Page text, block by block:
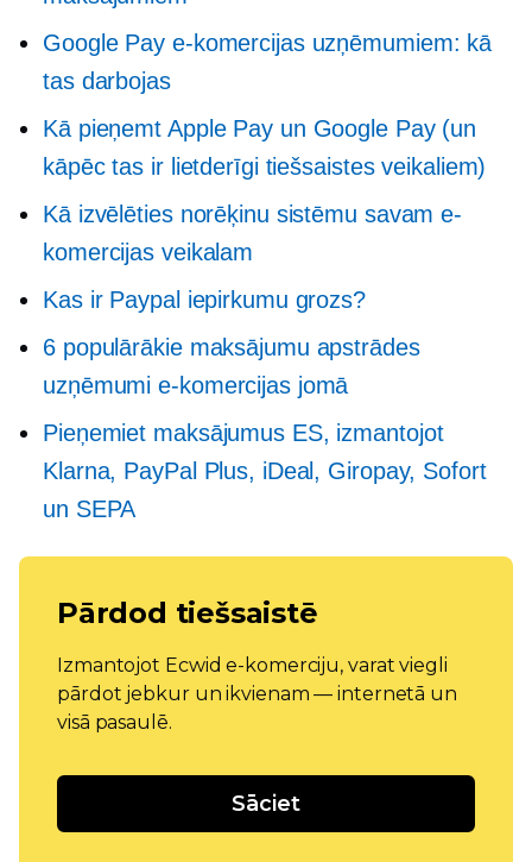
Google Pay e-komercijas uzņēmumiem: kā
tas darbojas
Kā pieņemt Apple Pay un Google Pay (un
kāpēc tas ir lietderīgi tiešsaistes veikaliem)
Kā izvēlēties norēķinu sistēmu savam e-
komercijas veikalam
Kas ir Paypal iepirkumu grozs?
6 populārākie maksājumu apstrādes
uzņēmumi e-komercijas jomā
Pieņemiet maksājumus ES, izmantojot
Klarna, PayPal Plus, iDeal, Giropay, Sofort
un SEPA
Pārdod tiešsaistē
Izmantojot Ecwid e-komerciju, varat viegli
pārdot jebkur un ikvienam — internetā un
visā pasaulē.
Sāciet